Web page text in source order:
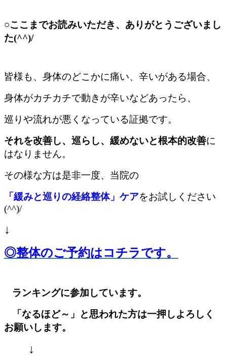
○ここまでお読みいただき、ありがとうございまし
た(^^)/
皆様も、身体のどこかに痛い、辛いがある場合、
身体がカチカチで動きが辛いなどあったら、
巡りや流れが悪くなっている証拠です。
それを改善し、巡らし、緩めないと根本的改善に
はなりません。
その様な方は是非一度、当院の
「緩みと巡りの経絡整体」ケアをお試しください
(^^)/
↓
◎整体のご予約はコチラです。
ランキングに参加しています。
「なるほど～」と思われた方は一押しよろしく
お願いします。
↓